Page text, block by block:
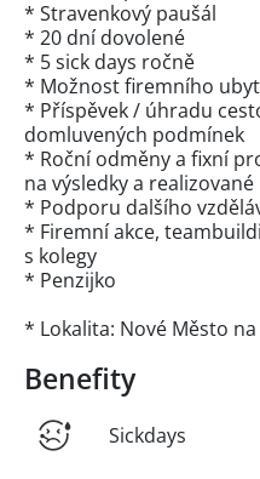
* Stravenkový paušál
* 20 dní dovolené
* 5 sick days ročně
* Možnost firemního
* Příspěvek / úhradu
domluvených podmínek
* Roční odměny a fixní
na výsledky a
* Podporu dalšího
* Firemní akce,
s kolegy
* Penzijko
* Lokalita: Nové Město
Benefity
Sickdays